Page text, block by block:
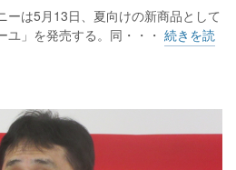
ーは5月13日、夏向けの新商品として
ユ」を発売する。同・・・ 続きを読